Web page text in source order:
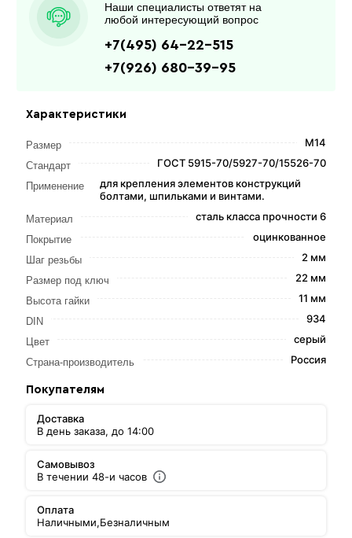
Характеристики
Размер М14
Стандарт ГОСТ 5915-70/5927-70/15526-70
Применение
для крепления элементов конструкций
болтами, шпильками и винтами.
Материал сталь класса прочности 6
Покрытие оцинкованное
Шаг резьбы 2 мм
Размер под ключ 22 мм
Высота гайки 11 мм
DIN 934
Цвет серый
Страна-производитель Россия
Покупателям
Доставка
В день заказа, до 14:00
Самовывоз
В течении 48-и часов
Оплата
Наличными,Безналичным
Наши специалисты ответят на
любой интересующий вопрос
+7(495) 64-22-515
+7(926) 680-39-95